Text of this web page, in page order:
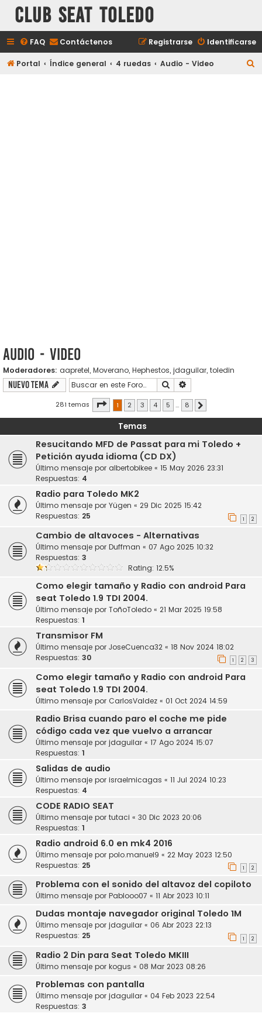
Club Seat Toledo
FAQ Contáctenos Identificarse
Registrarse
Portal Índice general 4 ruedas Audio - Video
Audio - Video
Moderadores: aapretel, Moverano, Hephestos, jdaguilar, toledin
Nuevo Tema Buscar
281 temas Página de
1 2 3 4 5 … 8
Temas
Resucitando MFD de Passat para mi Toledo +
Petición ayuda idioma (CD DX)
Último mensaje por albertobikee « 15 May 2026 23:31
Respuestas: 4
Radio para Toledo MK2
Último mensaje por Yügen « 29 Dic 2025 15:42
Respuestas: 25 1 2
Cambio de altavoces - Alternativas
Último mensaje por Duffman « 07 Ago 2025 10:32
Respuestas: 3
Rating: 12.5%
Como elegir tamaño y Radio con android Para
seat Toledo 1.9 TDI 2004.
Último mensaje por ToñoToledo « 21 Mar 2025 19:58
Respuestas: 1
Transmisor FM
Último mensaje por JoseCuenca32 « 18 Nov 2024 18:02
Respuestas: 30 1 2 3
Como elegir tamaño y Radio con android Para
seat Toledo 1.9 TDI 2004.
Último mensaje por CarlosValdez « 01 Oct 2024 14:59
Radio Brisa cuando paro el coche me pide
código cada vez que vuelvo a arrancar
Último mensaje por jdaguilar « 17 Ago 2024 15:07
Respuestas: 1
Salidas de audio
Último mensaje por israelmicagas « 11 Jul 2024 10:23
Respuestas: 4
CODE RADIO SEAT
Último mensaje por tutaci « 30 Dic 2023 20:06
Respuestas: 1
Radio android 6.0 en mk4 2016
Último mensaje por polo.manuel9 « 22 May 2023 12:50
Respuestas: 25 1 2
Problema con el sonido del altavoz del copiloto
Último mensaje por Pablooo07 « 11 Abr 2023 10:11
Dudas montaje navegador original Toledo 1M
Último mensaje por jdaguilar « 06 Abr 2023 22:13
Respuestas: 25 1 2
Radio 2 Din para Seat Toledo MKIII
Último mensaje por kogus « 08 Mar 2023 08:26
Problemas con pantalla
Último mensaje por jdaguilar « 04 Feb 2023 22:54
Respuestas: 3